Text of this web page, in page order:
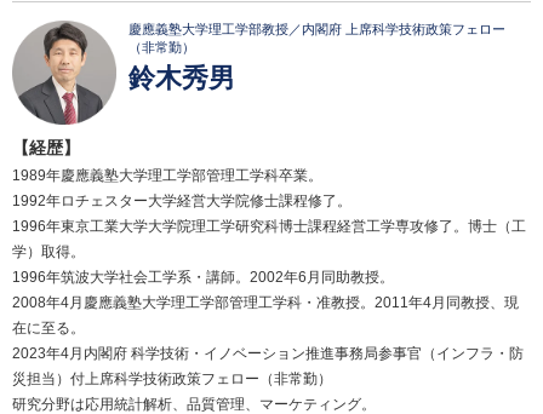
慶應義塾大学理工学部教授／内閣府 上席科学技術政策フェロー
（非常勤）
鈴木秀男
【経歴】
1989年慶應義塾大学理工学部管理工学科卒業。
1992年ロチェスター大学経営大学院修士課程修了。
1996年東京工業大学大学院理工学研究科博士課程経営工学専攻修了。博士（工
学）取得。
1996年筑波大学社会工学系・講師。2002年6月同助教授。
2008年4月慶應義塾大学理工学部管理工学科・准教授。2011年4月同教授、現
在に至る。
2023年4月内閣府 科学技術・イノベーション推進事務局参事官（インフラ・防
災担当）付上席科学技術政策フェロー（非常勤）
研究分野は応用統計解析、品質管理、マーケティング。